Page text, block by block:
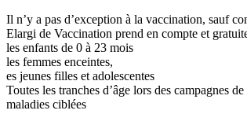
Il n’y a pas d’exception à la vaccination, sauf
Elargi de Vaccination prend en compte et
les enfants de 0 à 23 mois
les femmes enceintes,
es jeunes filles et adolescentes
Toutes les tranches d’âge lors des campagnes
maladies ciblées